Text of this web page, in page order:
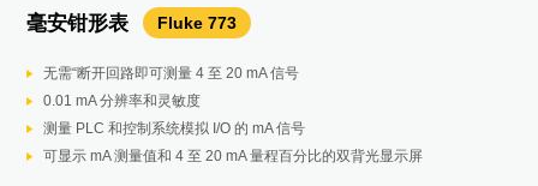
毫安钳形表 Fluke 773
无需“断开回路即可测量 4 至 20 mA 信号
0.01 mA 分辨率和灵敏度
测量 PLC 和控制系统模拟 I/O 的 mA 信号
可显示 mA 测量值和 4 至 20 mA 量程百分比的双背光显示屏
绝缘万用表 1587 FC
小巧轻便，方便手持）
一键提供1000V电压供绝缘测试
TrendIt™ 图表的 PI/DAR 定时比测试，迅速发现潮湿和污染绝缘问题
蓄电池内阻分析仪 BT510
同时测量电池内阻和电压
自定义测试放电电压，可用于测量容量损失
纹波电压测试
高精度电池测试仪 BT5300
提供OCV/ACR/壳体电压检测三合一方案
带载能力大，测试速度快
稳定性高
记录仪 DP5
配备专用隔热保护箱，可与产品一起放入腔体
经历并记录整个工艺过程中的温度变化，及烘箱内的温度均匀性
保证整个烘箱都处在最佳的工艺温度范围内。
高精度测温仪 Endurance 系列
最高能测试3500度高温温度
精度高，长期使用稳定性好
数据采集器 2638A
根据国家计量规范JJF1101-2019，环境实验箱中的温度分布需要做可靠
性测试，使用Fluke 2638A数据采集器可以实现这一需求
配合7109A便携式校准恒温槽共 同使用，监测2638A数据采集器 准确性
高级多产品校准器 5522A
可校准六位半以下数字多用表
可输出高精度高稳定性的电压和电流
便携式校准恒温槽 7109A
性能稳定、精度高且易携带
温度范围 -25°C 至 140°C
八位半台式数字多用表
电压测试提供八位半以上数表，并有超限报警
容量测试自带时间戳功能，可记录充放电时间
提供趋势分析功能
在线式红外测温仪 MI3
均匀、连续在线监控，对异常温度实时报警
分扇区监控，快速定位不良位置
生产数据的连续记录，方便回溯不良和工艺参数分析
扫描成像仪 MP系列
薄膜专用响应波长，测量um级
1024个线测量点，确保分辨mm级的薄膜缺陷
150HZ的扫描频率，可快速测量
数据连续记录，回溯不良以及工艺参数分析
点温仪 T40系列
薄膜专用响应波长，测量um级
1024个线测量点，确保分辨mm级的薄膜缺陷
150HZ的扫描频率，可快速测量
数据连续记录，回溯不良以及工艺参数分析
功率分析仪 Norma 6000 系列
双机互联：保证从输入至输出、直流到交流的全覆盖，可扩展至8 通道
便携设计：减轻50%重量，续航高达10小时
安全等级高达CAT III 1000V/CAT IV 600V
测量功率、光伏逆变器效率及谐波分析，帮助发电端提质增效
电能质量分析仪 Fluke 1777
内置报表功能，一键出具GB报告
可远程通讯、操作，分析功能强大：瞬态电压采样率高达20MS/s，峰值
±8kV；
带宽DC~30kHz超谐波测量：增加2-9kHz高频谐波，9-30kHz超谐波
1500V 钳形表 Fluke 393 FC
直流电压量程1500V，专为光伏、风电设计
集成功率测量功能，事半功倍
CAT III 1500V安全等级，支持数据
红外热像仪 Fluke TiS75+
384*288像素，提供优秀画质
-20至550℃量程，适用于大多数设备维护及研发品管场合
带宽DC~30kHz超谐波测量：增加2-9kHz高频谐波，9-30kHz超谐波
免调焦+手动对焦，远距离扫描大目标/近距离检测小目标，快速切换
彩色数字示波表 Fluke 190-202-III
即触即测，无需繁琐设置，自动捕获、查看和分析
兼具便携、坚固耐用和台式示波器的精密性
软件加持，可远程控制，用软件查看分析数据
可接镜头、多点及激光自动对焦速快速查找和发现热斑或电气设备的温度
异常点，及时排除温度异常问题。
太阳光辐照度计 Fluke IRR1 SOL
测量太阳光辐照度，环境和光伏组件温度，阵列方向和倾斜角度。
根据IEC 62446-1标准，进行瞬时测量以确定每平方米太阳辐照的瓦特
数。
声学成像仪 Fluke ii900
配备了一系列麦克风以扩大检查范围，快速准确地定位压缩空气系统中的
空气、气体和真空泄漏，即使在嘈杂的环境中也是如此。
7英寸LCD触摸屏上，SoundMap™ 与可见光图像重叠，以帮助快速找到
泄漏位置。
测振仪 Fluke 810
除风力发电机之外旋转设备的振动测试
对常见机械故障（轴承、失中、不平衡、松动）实现板载识别和定位，使
维护工作专注于故障根源，减少计划外停机
通过总体振动等级，您可以直接从诊断屏幕快速评估机器总体运行状况
激光轴对中仪 Fluke 830
单一激光测量技术：意味着反向间隙错误减少，进而达到更好的数据准确
性
直观的引导式用户界面：轻松完成机器对中
罗盘测量模式：使用有效的电子倾斜计实现灵活、可靠和可重复的测量
手持式示波表 Fluke 190-204-III
无需繁琐设置，自动捕获，查看分析复杂波形
IP51防护等级，兼具兼顾耐用和精密
多达4路，高达1000V独立隔离输入
自动压力校验仪 Fluke 729 Pro
自动生成和控制高达 7MPa（70 bar、1000psi）的压力。
HART 通信能够实现 mA 输出调整，可调整至应用的值并对 HART压力变
送器进行压力零点修正。
快速更换锂电池。
压力模块 Fluke 750P
提供4-20毫安，0-10V信号，24V电源，HART压力变送器故障排查，校准
技术参数 产品手册
结构紧凑易携带，适合校准红外点温仪等（– 30°C ~500°C），应用于风
电行业。
57 mm（2.25 英寸）的大型黑体目标。
用于接触温度测量的 RTD 参考井。
在线式声学成像仪 SV600
高灵敏度使泄漏无处遁形
开放式API易于与现有系统集成
7x24连续监测避免人工巡检造成的遗漏
红外热像仪 TiX580
640×480像素卓越成像质量
LaserSharp自动对焦功能，数秒即可准确完成对焦
专利技术IR-Fusion，红外可见光融合，观察更多测试细节
多功能多产品校准器 5522A/5502A/5080A
高性价比的电学仪器校准方案，可校准万用表、钳形表、电能质量分析仪
等，应用于光伏和风电行业。
全方位、全天候不间断监测
多台组网实现一体化管理
智能化可编程软件